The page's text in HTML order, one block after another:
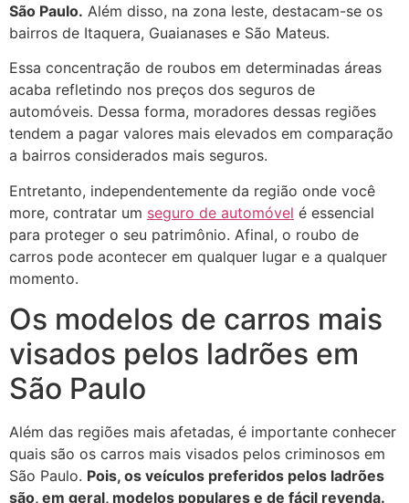
São Paulo. Além disso, na zona leste, destacam-se os
bairros de Itaquera, Guaianases e São Mateus.
Essa concentração de roubos em determinadas áreas
acaba refletindo nos preços dos seguros de
automóveis. Dessa forma, moradores dessas regiões
tendem a pagar valores mais elevados em comparação
a bairros considerados mais seguros.
Entretanto, independentemente da região onde você
more, contratar um seguro de automóvel é essencial
para proteger o seu patrimônio. Afinal, o roubo de
carros pode acontecer em qualquer lugar e a qualquer
momento.
Os modelos de carros mais
visados pelos ladrões em
São Paulo
Além das regiões mais afetadas, é importante conhecer
quais são os carros mais visados pelos criminosos em
São Paulo. Pois, os veículos preferidos pelos ladrões
são, em geral, modelos populares e de fácil revenda.